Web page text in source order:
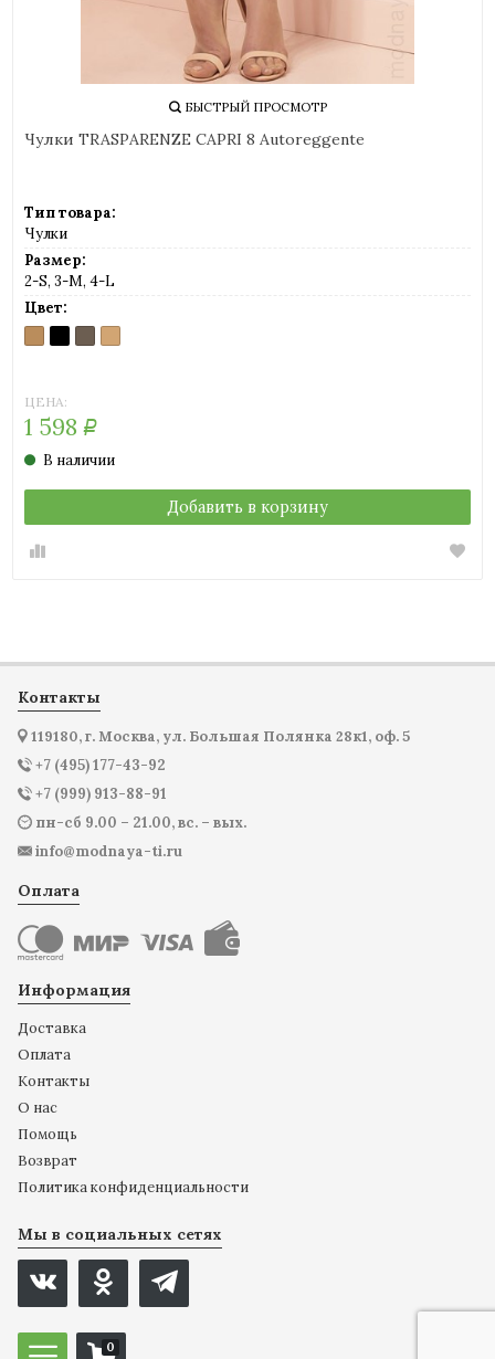
БЫСТРЫЙ ПРОСМОТР
Чулки TRASPARENZE CAPRI 8 Autoreggente
Тип товара:
Чулки
Размер:
2-S, 3-M, 4-L
Цвет:
COSMETIC
(телесный)
NERO
(черный)
NOCE
(грецкий
PLAYA
(светло-
ЦЕНА:
1 598 Р
В наличии
Добавить в корзину
Контакты
119180, г. Москва, ул. Большая Полянка 28к1, оф. 5
+7 (495) 177-43-92
+7 (999) 913-88-91
пн-сб 9.00 – 21.00, вс. – вых.
info@modnaya-ti.ru
Оплата
Информация
Доставка
Оплата
Контакты
О нас
Помощь
Возврат
Политика конфиденциальности
Мы в социальных сетях
0